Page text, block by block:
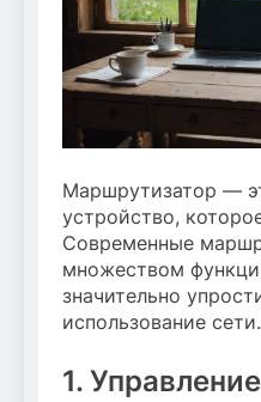
Маршрутизатор —
устройство,
Современные
множеством
значительно
использование сети.
1.